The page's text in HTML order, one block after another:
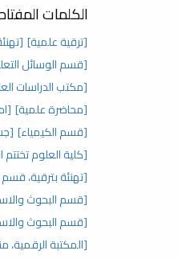
الكلمات
[ترقية علمية]
[قسم الوسائل
[مكتب الدراسات
[محاضرة علمية]
[قسم الكيمياء]
[كلية العلوم
[تهنئة بترقية،
[قسم البحوث
[قسم البحوث
[المكتبة